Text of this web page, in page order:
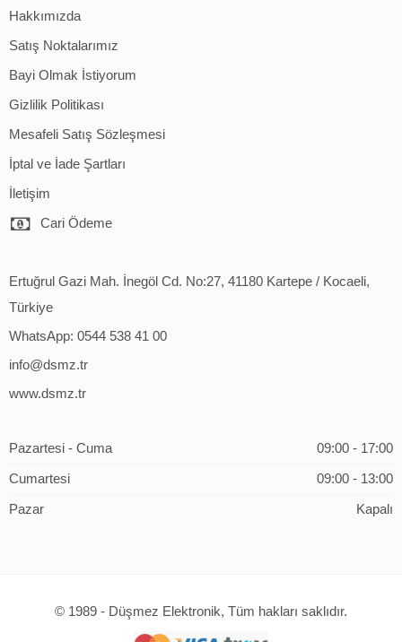
Hakkımızda
Satış Noktalarımız
Bayi Olmak İstiyorum
Gizlilik Politikası
Mesafeli Satış Sözleşmesi
İptal ve İade Şartları
İletişim
Cari Ödeme
Ertuğrul Gazi Mah. İnegöl Cd. No:27, 41180 Kartepe / Kocaeli,
Türkiye
WhatsApp: 0544 538 41 00
info@dsmz.tr
www.dsmz.tr
Pazartesi - Cuma 09:00 - 17:00
Cumartesi 09:00 - 13:00
Pazar Kapalı
© 1989 - Düşmez Elektronik, Tüm hakları saklıdır.